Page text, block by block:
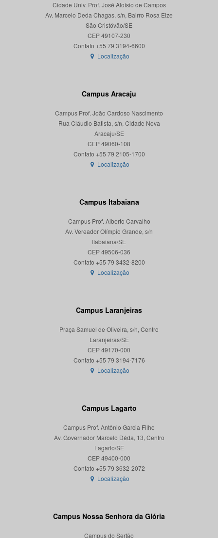
Cidade Univ. Prof. José Aloísio de Campos
Av. Marcelo Deda Chagas, s/n, Bairro Rosa Elze
São Cristóvão/SE
CEP 49107-230
Localização
Campus Aracaju
Campus Prof. João Cardoso Nascimento
Rua Cláudio Batista, s/n, Cidade Nova
Aracaju/SE
CEP 49060-108
Localização
Campus Itabaiana
Campus Prof. Alberto Carvalho
Av. Vereador Olímpio Grande, s/n
Itabaiana/SE
CEP 49506-036
Localização
Campus Laranjeiras
Praça Samuel de Oliveira, s/n, Centro
Laranjeiras/SE
CEP 49170-000
Localização
Campus Lagarto
Campus Prof. Antônio Garcia Filho
Av. Governador Marcelo Déda, 13, Centro
Lagarto/SE
CEP 49400-000
Localização
Campus Nossa Senhora da Glória
Campus do Sertão